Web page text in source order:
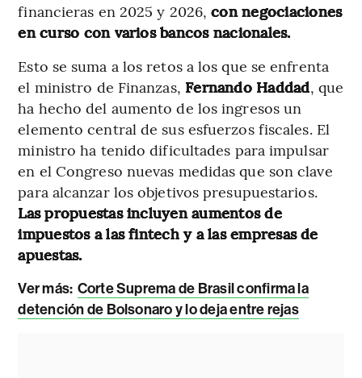
financieras en 2025 y 2026,con negociaciones
en curso con varios bancos nacionales.
Esto se suma a los retos a los que se enfrenta
el ministro de Finanzas, Fernando Haddad, que
ha hecho del aumento de los ingresos un
elemento central de sus esfuerzos fiscales. El
ministro ha tenido dificultades para impulsar
en el Congreso nuevas medidas que son clave
para alcanzar los objetivos presupuestarios.
Las propuestas incluyen aumentos de
impuestos a las fintech y a las empresas de
apuestas.
Ver más: Corte Suprema de Brasil confirma la
detención de Bolsonaro y lo deja entre rejas